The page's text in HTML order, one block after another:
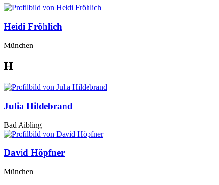
Heidi Fröhlich
München
H
Julia Hildebrand
Bad Aibling
David Höpfner
München